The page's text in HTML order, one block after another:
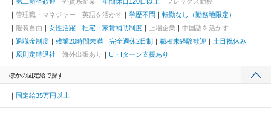
管理職・マネジャー
英語を活かす 学歴不問
転勤なし（勤務地限定）
服装自由
女性活躍 社宅・家賃補助制度 上場企業
中国語を活かす
退職金制度
残業20時間未満 完全週休2日制 職種未経験歓迎
土日祝休み
原則定時退社
海外出張あり U・Iターン支援あり
ほかの固定給で探す
固定給35万円以上